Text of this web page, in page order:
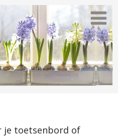
je toetsenbord of